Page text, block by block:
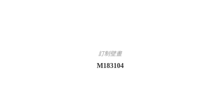
訂制壁畫
M183104